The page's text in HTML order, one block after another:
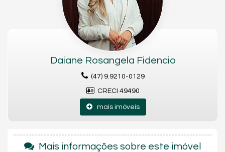
Sala para 2 Ambientes
Características do Empreendimento
Medidores Individuais
Hall Decorado e Mobiliado
Daiane Rosangela Fidencio
(47) 9.9210-0129
CRECI 49490
mais imóveis
Mais informações sobre este imóvel